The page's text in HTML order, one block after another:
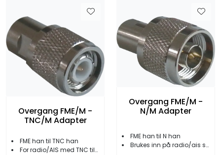
Overgang FME/M -
TNC/M Adapter
FME han til TNC han
For radio/AIS med TNC tilkobling
Overgang FME/M -
N/M Adapter
FME han til N han
Brukes inn på radio/ais som har N tilkobling